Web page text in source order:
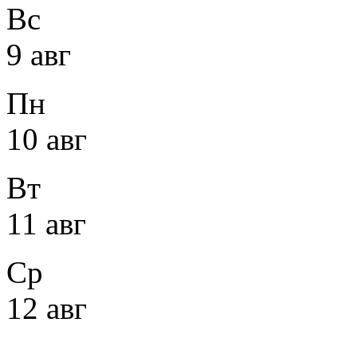
Вс
9 авг
Пн
10 авг
Вт
11 авг
Ср
12 авг